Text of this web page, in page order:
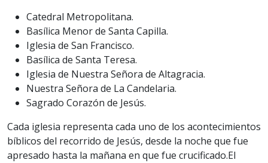
Catedral Metropolitana.
Basílica Menor de Santa Capilla.
Iglesia de San Francisco.
Basílica de Santa Teresa.
Iglesia de Nuestra Señora de Altagracia.
Nuestra Señora de La Candelaria.
Sagrado Corazón de Jesús.
Cada iglesia representa cada uno de los acontecimientos
bíblicos del recorrido de Jesús, desde la noche que fue
apresado hasta la mañana en que fue crucificado.El